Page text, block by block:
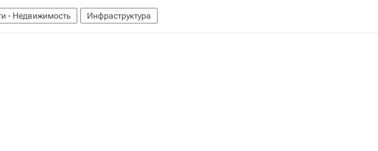
- Недвижимость Инфраструктура